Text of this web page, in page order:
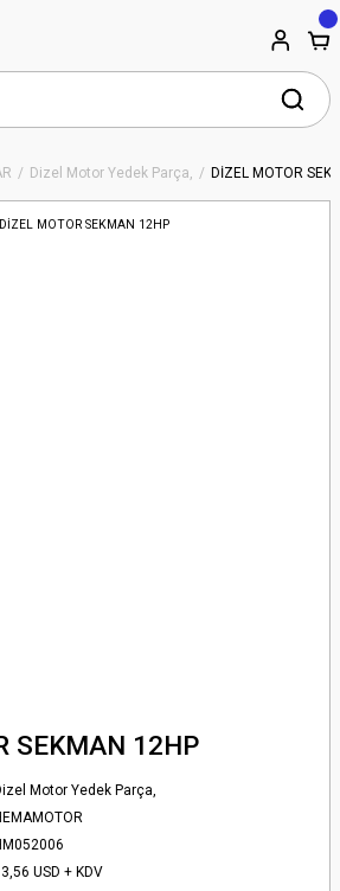
Dizel Motor Yedek Parça, DİZEL MOTOR
SEKMAN 12HP
Motor Yedek Parça,
USD + KDV